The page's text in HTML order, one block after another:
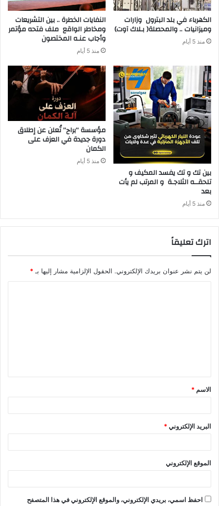
‬وميزانيات‭ .. ‬والمحصلة‭ )‬بـلاك‭ ‬آوت)
منذ 5 أيام ‬وأجاب‭ ‬عنـه‭ ‬المختصون
منذ 5 أيام
‬بعد‭ ‬
منذ 5 أيام
مؤسسة “براح” تُعلن عن إطلاق
دورة جديدة في العزف على
الكمان
منذ 5 أيام
اترك تعليقاً
لن يتم نشر عنوان بريدك الإلكتروني. الحقول الإلزامية مشار إليها بـ *
ق
*
الاسم *
البريد الإلكتروني*
الموقع الإلكتروني
احفظ اسمي، بريدي الإلكتروني، والموقع الإلكتروني في هذا المتصفح